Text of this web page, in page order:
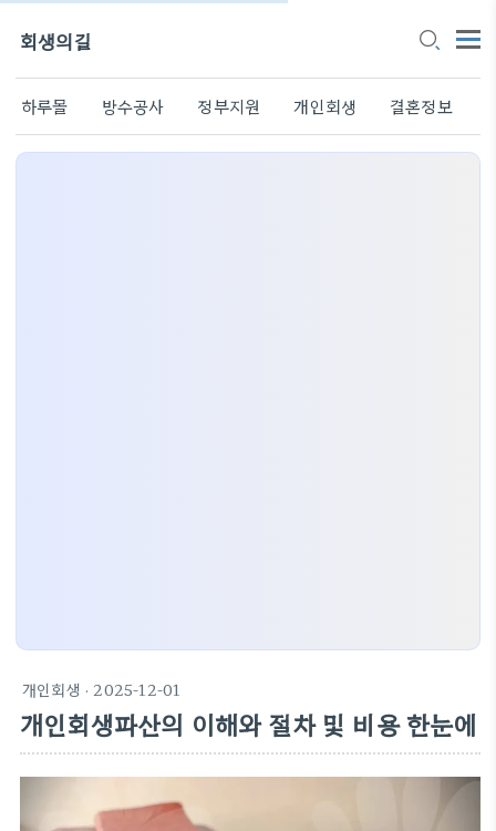
회생의길
하루몰 방수공사 정부지원 개인회생 결혼정보
개인회생 · 2025-12-01
개인회생파산의 이해와 절차 및 비용 한눈에